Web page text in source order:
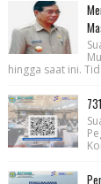
hingga saat ini.